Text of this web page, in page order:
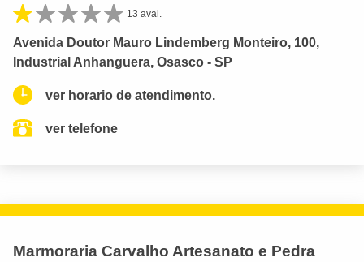
13 aval.
Avenida Doutor Mauro Lindemberg Monteiro, 100,
Industrial Anhanguera, Osasco - SP
ver horario de atendimento.
ver telefone
Marmoraria Carvalho Artesanato e Pedra